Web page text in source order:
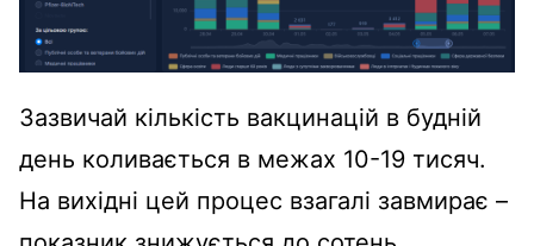
Зазвичай кількість вакцинацій в будній
день коливається в межах 10-19 тисяч.
На вихідні цей процес взагалі завмирає –